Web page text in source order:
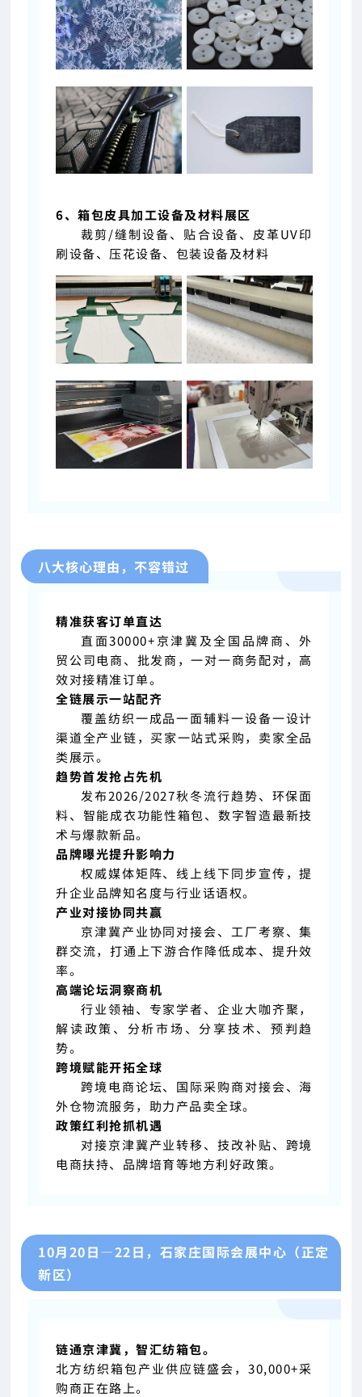
6、箱包皮具加工设备及材料展区
裁剪/缝制设备、贴合设备、皮革UV印
刷设备、压花设备、包装设备及材料
八大核心理由，不容错过
精准获客订单直达
直面30000+京津冀及全国品牌商、外
贸公司电商、批发商，一对一商务配对，高
效对接精准订单。
全链展示一站配齐
覆盖纺织一成品一面辅料一设备一设计
渠道全产业链，买家一站式采购，卖家全品
类展示。
趋势首发抢占先机
发布2026/2027秋冬流行趋势、环保面
料、智能成衣功能性箱包、数字智造最新技
术与爆款新品。
品牌曝光提升影响力
权威媒体矩阵、线上线下同步宣传，提
升企业品牌知名度与行业话语权。
产业对接协同共赢
京津冀产业协同对接会、工厂考察、集
群交流，打通上下游合作降低成本、提升效
率。
高端论坛洞察商机
行业领袖、专家学者、企业大咖齐聚，
解读政策、分析市场、分享技术、预判趋
势。
跨境赋能开拓全球
跨境电商论坛、国际采购商对接会、海
外仓物流服务，助力产品卖全球。
政策红利抢抓机遇
对接京津冀产业转移、技改补贴、跨境
电商扶持、 品牌培育等地方利好政策。
10月20日—22日，石家庄国际会展中心（正定
新区）
链通京津冀，智汇纺箱包。
北方纺织箱包产业供应链盛会，30,000+采
购商正在路上。